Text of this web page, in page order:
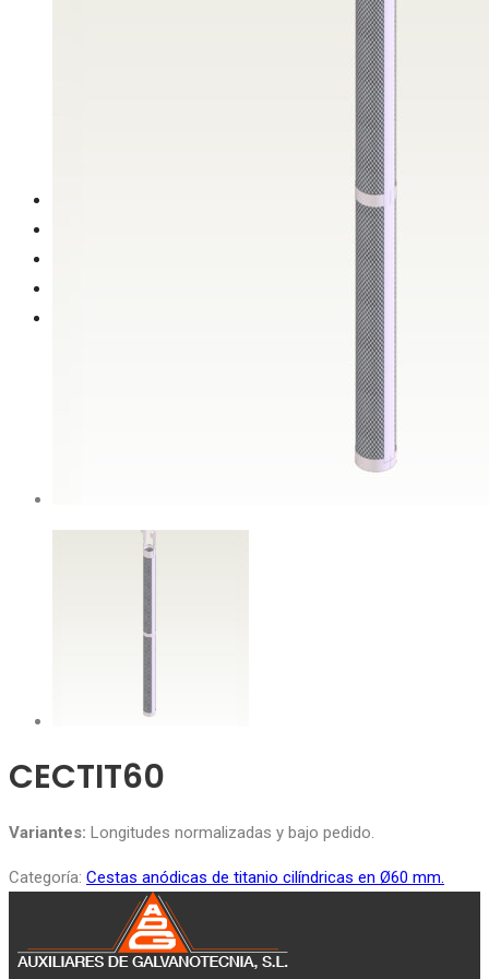
Calentadores de inmersión en Ø12 mm.
Calentadores de inmersión en Ø51 mm.
Porta bolas cilíndrico Ø60mm. en espiral de varilla de
CECTIT60
Variantes: Longitudes normalizadas y bajo pedido.
Categoría: Cestas anódicas de titanio cilíndricas en Ø60 mm.